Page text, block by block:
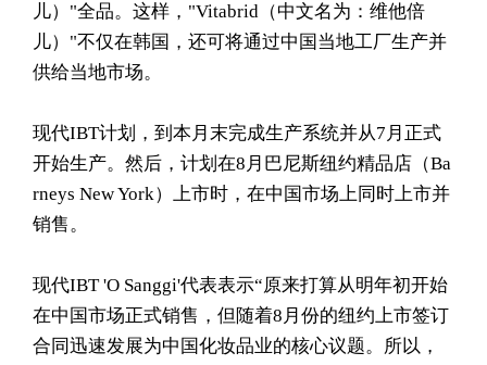
儿）"全品。这样，"Vitabrid（中文名为：维他倍
儿）"不仅在韩国，还可将通过中国当地工厂生产并
供给当地市场。
现代IBT计划，到本月末完成生产系统并从7月正式
开始生产。然后，计划在8月巴尼斯纽约精品店（Ba
rneys New York）上市时，在中国市场上同时上市并
销售。
现代IBT 'O Sanggi'代表表示“原来打算从明年初开始
在中国市场正式销售，但随着8月份的纽约上市签订
合同迅速发展为中国化妆品业的核心议题。所以，